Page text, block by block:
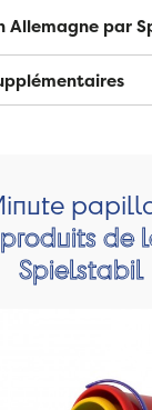
Allemagne par
de
Spielstabil